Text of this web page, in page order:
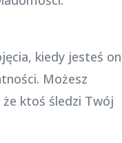
kiedy jesteś
Możesz
ktoś śledzi Twój